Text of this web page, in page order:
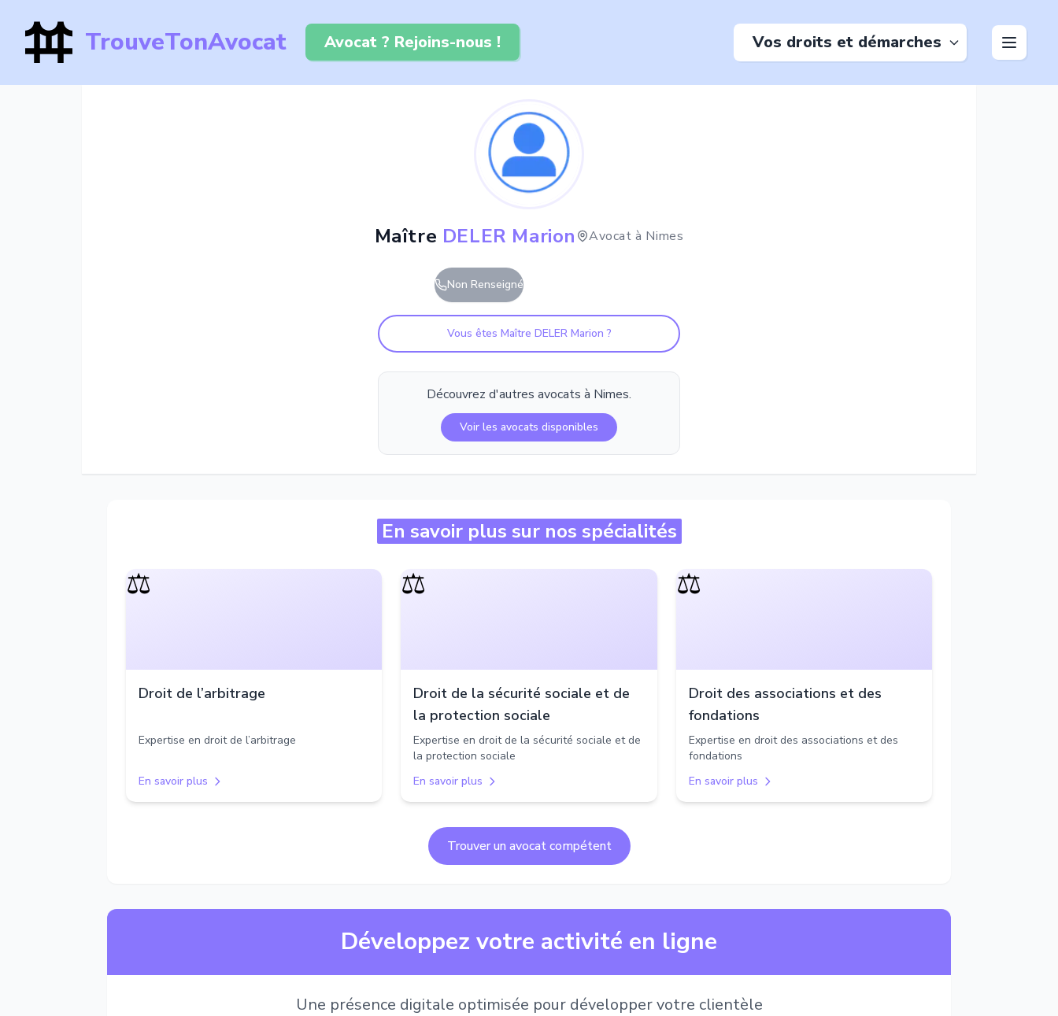
TrouveTonAvocat Avocat ? Rejoins-nous ! Vos droits et démarches
Maître DELER Marion Avocat à Nimes
Non Renseigné
Vous êtes Maître DELER Marion ?
Découvrez d'autres avocats à Nimes.
Voir les avocats disponibles
En savoir plus sur nos spécialités
⚖️
Droit de l’arbitrage
Expertise en droit de l’arbitrage
En savoir plus
⚖️
Droit de la sécurité sociale et de
la protection sociale
Expertise en droit de la sécurité sociale et de
la protection sociale
En savoir plus
⚖️
Droit des associations et des
fondations
Expertise en droit des associations et des
fondations
En savoir plus
Trouver un avocat compétent
Développez votre activité en ligne
Une présence digitale optimisée pour développer votre clientèle